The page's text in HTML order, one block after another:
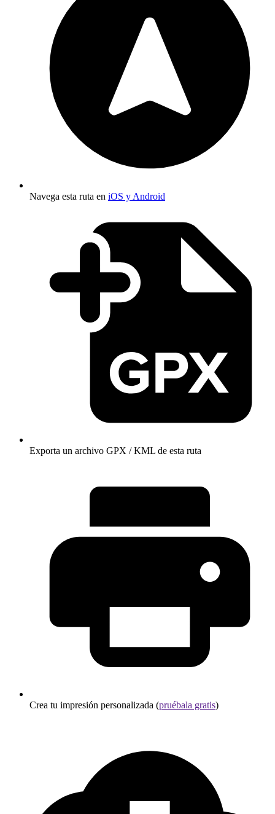
Navega esta ruta en iOS y Android
Exporta un archivo GPX / KML de esta ruta
Crea tu impresión personalizada (pruébala gratis)